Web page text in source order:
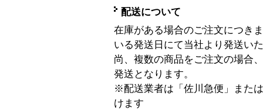
配送について
在庫がある場合のご注文につき
いる発送日にて当社より発送い
尚、複数の商品をご注文の場合
発送となります。
※配送業者は「佐川急便」また
けます